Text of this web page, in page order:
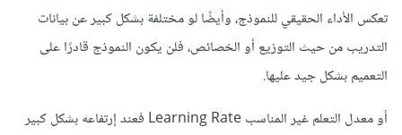
تعكس الأداء الحقيقي للنموذج، وأيضًا لو مختلفة بشكل كبير عن بيانات
التدريب من حيث التوزيع أو الخصائص، فلن يكون النموذج قادرًا على
التعميم بشكل جيد عليها.
أو معدل التعلم غير المناسب Learning Rate فعند إرتفاعه بشكل كبير